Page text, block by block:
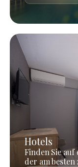
Hotels
Finden Sie auf
der am